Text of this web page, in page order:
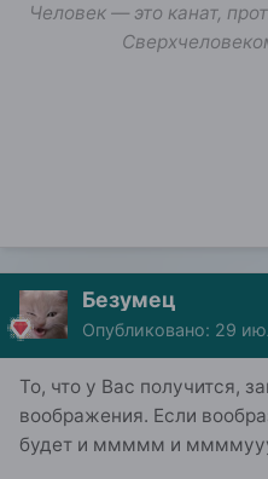
Человек — это канат,
Безумец
Опубликовано: 29
То, что у Вас получится,
воображения. Если
будет и ммммм и